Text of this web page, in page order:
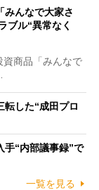
みんなで大家さ
ブル“異常なく
商品「みんなで
転した“成田プロ
手“内部議事録”で
一覧を見る